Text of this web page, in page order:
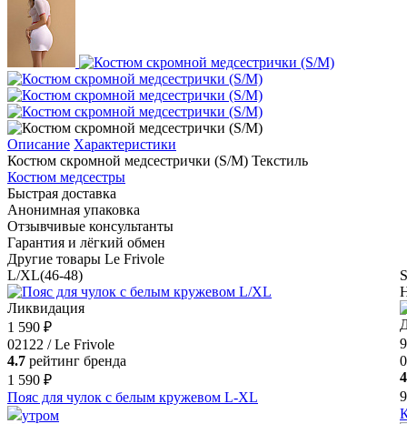
Описание Характеристики
Костюм скромной медсестрички (S/M) Текстиль
Костюм медсестры
Быстрая доставка
Анонимная упаковка
Отзывчивые консультанты
Гарантия и лёгкий обмен
Другие товары Le Frivole
L/XL(46-48)
Ликвидация
1 590 ₽
02122 / Le Frivole
4.7 рейтинг бренда
1 590 ₽
Пояс для чулок с белым кружевом L-XL
утром